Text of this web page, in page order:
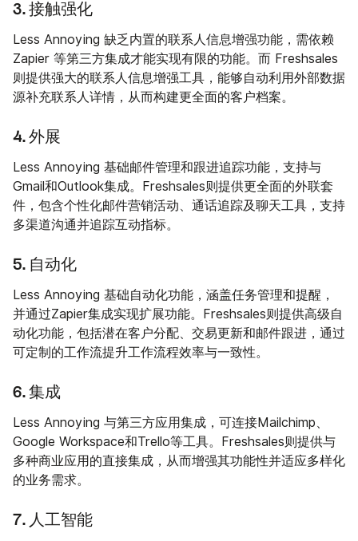
3. 接触强化
Less Annoying 缺乏内置的联系人信息增强功能，需依赖
Zapier 等第三方集成才能实现有限的功能。而 Freshsales
则提供强大的联系人信息增强工具，能够自动利用外部数据
源补充联系人详情，从而构建更全面的客户档案。
4. 外展
Less Annoying 基础邮件管理和跟进追踪功能，支持与
Gmail和Outlook集成。Freshsales则提供更全面的外联套
件，包含个性化邮件营销活动、通话追踪及聊天工具，支持
多渠道沟通并追踪互动指标。
5. 自动化
Less Annoying 基础自动化功能，涵盖任务管理和提醒，
并通过Zapier集成实现扩展功能。Freshsales则提供高级自
动化功能，包括潜在客户分配、交易更新和邮件跟进，通过
可定制的工作流提升工作流程效率与一致性。
6. 集成
Less Annoying 与第三方应用集成，可连接Mailchimp、
Google Workspace和Trello等工具。Freshsales则提供与
多种商业应用的直接集成，从而增强其功能性并适应多样化
的业务需求。
7. 人工智能